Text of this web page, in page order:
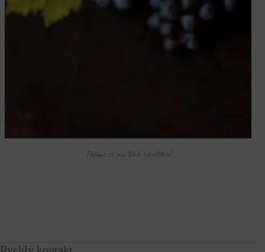
Těšíme se na Vaši návštěvu!